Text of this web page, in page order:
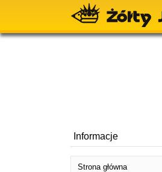
Informacje
Strona główna